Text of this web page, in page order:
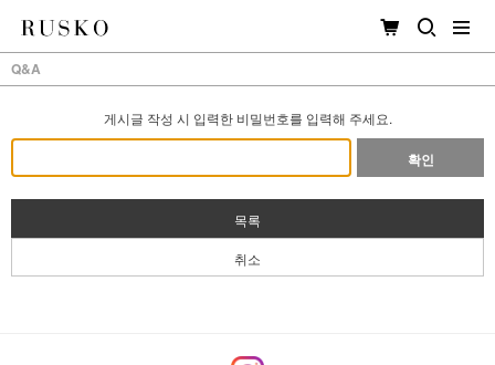
Q&A
게시글 작성 시 입력한 비밀번호를 입력해 주세요.
확인
목록
취소